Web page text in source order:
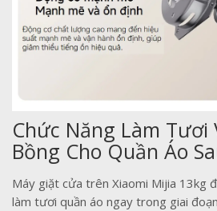
Chức Năng Làm Tươi
Bồng Cho Quần Áo
Máy giặt cửa trên Xiaomi Mijia 13kg
làm tươi quần áo ngay trong giai